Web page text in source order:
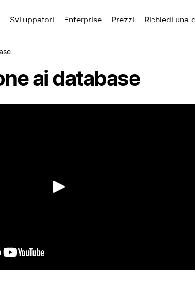
Sviluppatori Enterprise Prezzi Richiedi una
ai database
Riproduci